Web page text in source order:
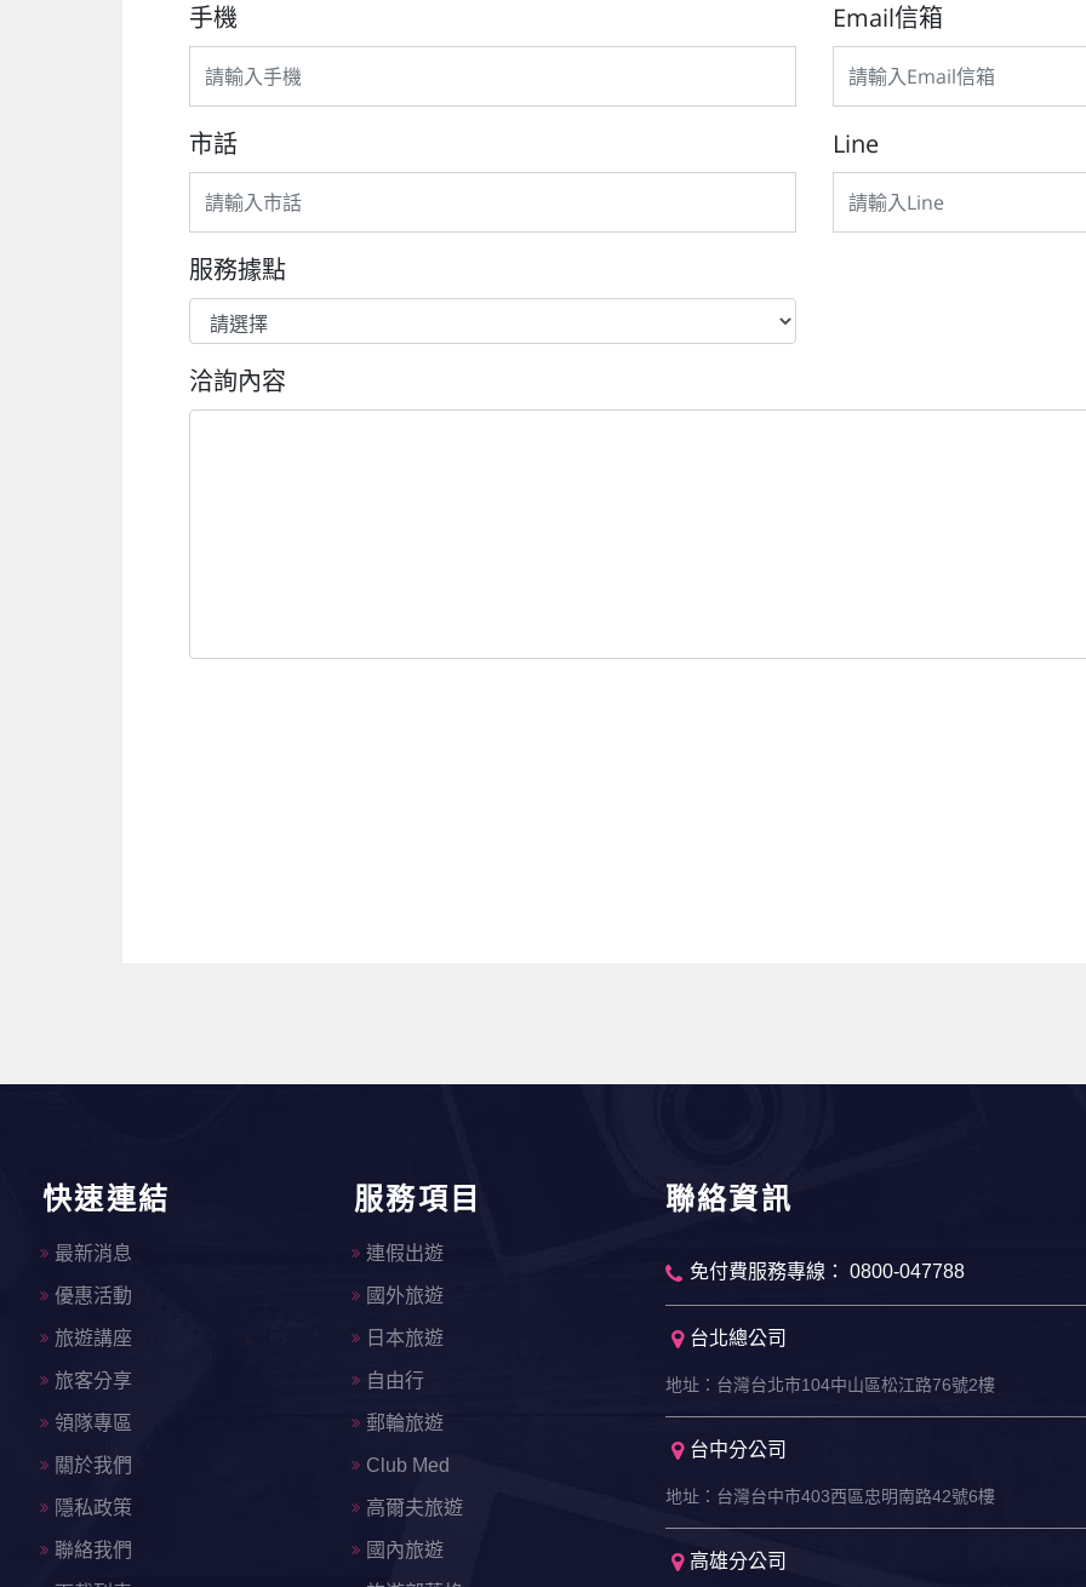
手機 Email信箱
市話 Line
服務據點
洽詢內容
快速連結
最新消息
優惠活動
旅遊講座
旅客分享
領隊專區
關於我們
隱私政策
聯絡我們
服務項目
連假出遊
國外旅遊
日本旅遊
自由行
郵輪旅遊
Club Med
高爾夫旅遊
國內旅遊
聯絡資訊
免付費服務專線： 0800-047788
台北總公司
地址：台灣台北市104中山區松江路76號2樓
台中分公司
地址：台灣台中市403西區忠明南路42號6樓
高雄分公司